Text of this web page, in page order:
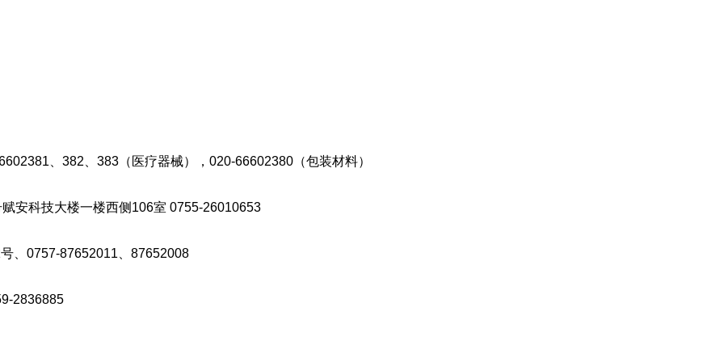
、382、383（医疗器械），020-66602380（包装材料）
安科技大楼一楼西侧106室 0755-26010653
、0757-87652011、87652008
2836885